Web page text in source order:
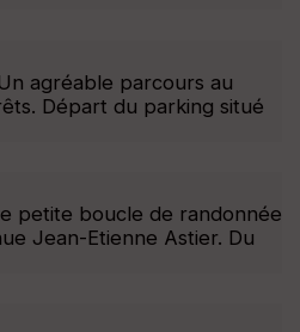
agréable parcours au
Départ du parking situé
petite boucle de randonnée
Jean-Etienne Astier. Du